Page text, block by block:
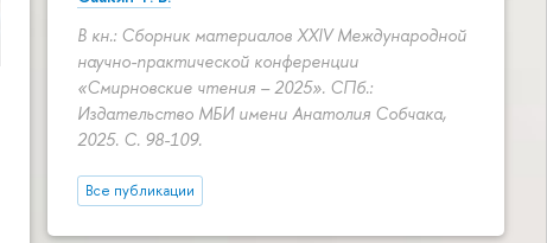
В кн.: Сборник материалов XXIV Международной
научно-практической конференции
«Смирновские чтения – 2025». СПб.:
Издательство МБИ имени Анатолия Собчака,
2025. С. 98-109.
Все публикации